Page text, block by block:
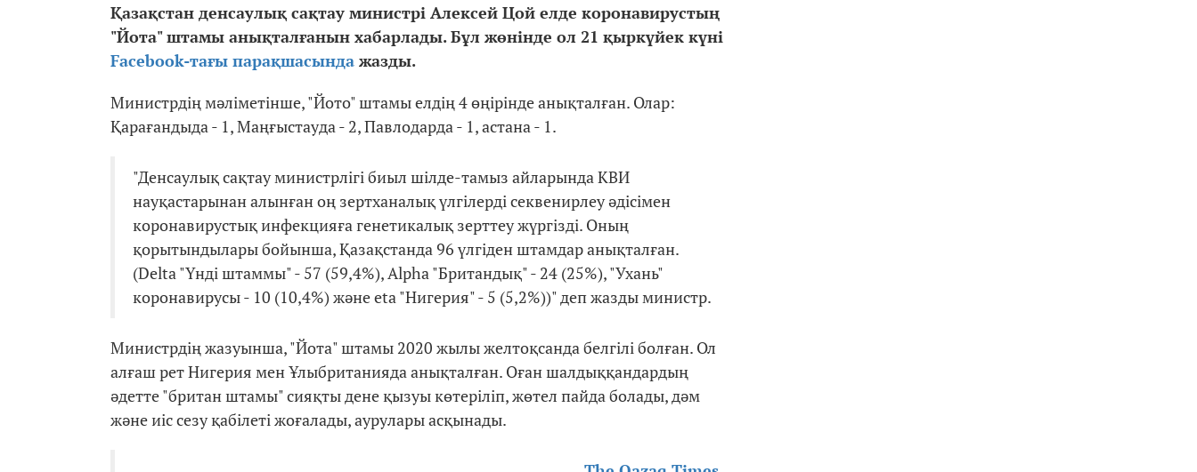
Қазақстан денсаулық сақтау министрі Алексей Цой елде коронавирустың
"Йота" штамы анықталғанын хабарлады. Бұл жөнінде ол 21 қыркүйек күні
Facebook-тағы парақшасындажазды.
Министрдің мәліметінше, "Йото" штамы елдің 4 өңірінде анықталған. Олар:
Қарағандыда - 1, Маңғыстауда - 2, Павлодарда - 1, астана - 1.
"Денсаулық сақтау министрлігі биыл шілде-тамыз айларында КВИ
науқастарынан алынған оң зертханалық үлгілерді секвенирлеу әдісімен
коронавирустық инфекцияға генетикалық зерттеу жүргізді. Оның
қорытындылары бойынша, Қазақстанда 96 үлгіден штамдар анықталған.
(Delta "Үнді штаммы" - 57 (59,4%), Alpha "Британдық" - 24 (25%), "Ухань"
коронавирусы - 10 (10,4%) және eta "Нигерия" - 5 (5,2%))" деп жазды министр.
Министрдің жазуынша, "Йота" штамы 2020 жылы желтоқсанда белгілі болған. Ол
алғаш рет Нигерия мен Ұлыбританияда анықталған. Оған шалдыққандардың
әдетте "британ штамы" сияқты дене қызуы көтеріліп, жөтел пайда болады, дәм
және иіс сезу қабілеті жоғалады, аурулары асқынады.